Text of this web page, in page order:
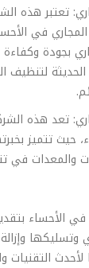
تعتبر هذه
في
بجودة وكفاءة
الحديثة
تعد هذه
حيث تتميز
والمعدات في
الأحساء
التقنيات